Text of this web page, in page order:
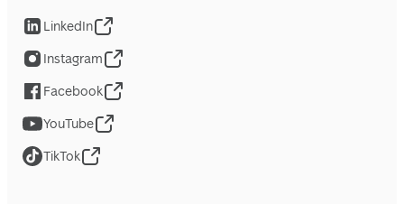
LinkedIn
Instagram
Facebook
YouTube
TikTok